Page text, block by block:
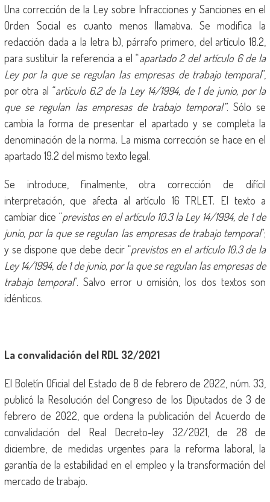
Una corrección de la Ley sobre Infracciones y Sanciones en el
Orden Social es cuanto menos llamativa. Se modifica la
redacción dada a la letra b), párrafo primero, del artículo 18.2,
para sustituir la referencia a el “apartado 2 del artículo 6 de la
Ley por la que se regulan las empresas de trabajo temporal”,
por otra al “artículo 6.2 de la Ley 14/1994, de 1 de junio, por la
que se regulan las empresas de trabajo temporal”. Sólo se
cambia la forma de presentar el apartado y se completa la
denominación de la norma. La misma corrección se hace en el
apartado 19.2 del mismo texto legal.
Se introduce, finalmente, otra corrección de difícil
interpretación, que afecta al artículo 16 TRLET. El texto a
cambiar dice “previstos en el artículo 10.3 la Ley 14/1994, de 1 de
junio, por la que se regulan las empresas de trabajo temporal”;
y se dispone que debe decir “previstos en el artículo 10.3 de la
Ley 14/1994, de 1 de junio, por la que se regulan las empresas de
trabajo temporal”. Salvo error u omisión, los dos textos son
idénticos.
La convalidación del RDL 32/2021
El Boletín Oficial del Estado de 8 de febrero de 2022, núm. 33,
publicó la Resolución del Congreso de los Diputados de 3 de
febrero de 2022, que ordena la publicación del Acuerdo de
convalidación del Real Decreto-ley 32/2021, de 28 de
diciembre, de medidas urgentes para la reforma laboral, la
garantía de la estabilidad en el empleo y la transformación del
mercado de trabajo.